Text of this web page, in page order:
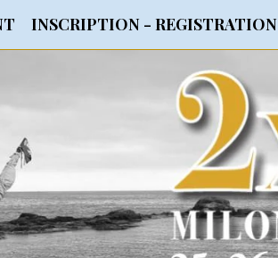
INSCRIPTION - REGISTRATION